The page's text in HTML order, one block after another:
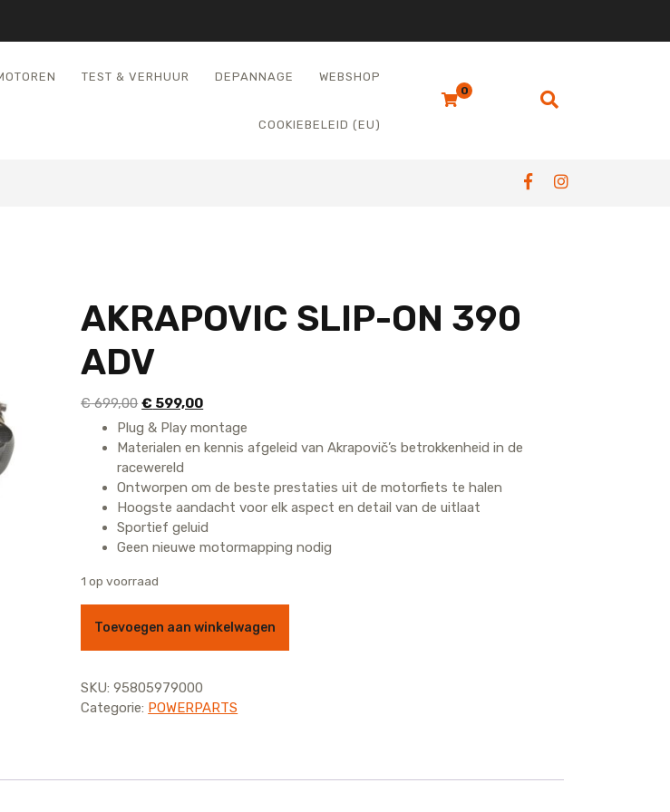
TEST & VERHUUR DEPANNAGE WEBSHOP
COOKIEBELEID (EU)
0
AKRAPOVIC SLIP-ON 390
ADV
€699,00 Oorspronkelijke
prijs
was:
€ 699,00.
€ 599,00Huidige
prijs
is:
Plug & Play montage
Materialen en kennis afgeleid van Akrapovič’s betrokkenheid in de
racewereld
Ontworpen om de beste prestaties uit de motorfiets te halen
Hoogste aandacht voor elk aspect en detail van de uitlaat
Sportief geluid
Geen nieuwe motormapping nodig
1 op voorraad
Toevoegen aan winkelwagen
SKU:95805979000
Categorie: POWERPARTS